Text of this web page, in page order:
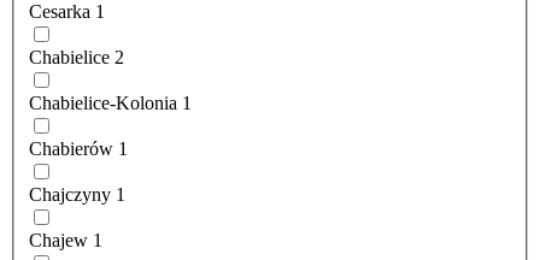
Cesarka 1
Chabielice 2
Chabielice-Kolonia 1
Chabierów 1
Chajczyny 1
Chajew 1